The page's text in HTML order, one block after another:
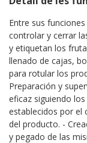
Entre sus
controlar y cerrar
y etiquetan los
llenado de cajas,
para rotular los
Preparación y
eficaz siguiendo
establecidos por el
del producto. -
y pegado de las